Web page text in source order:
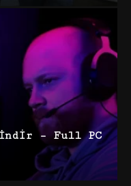
İndir – Full PC